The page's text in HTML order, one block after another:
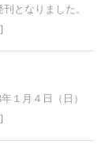
となりました。
１月４日（日）